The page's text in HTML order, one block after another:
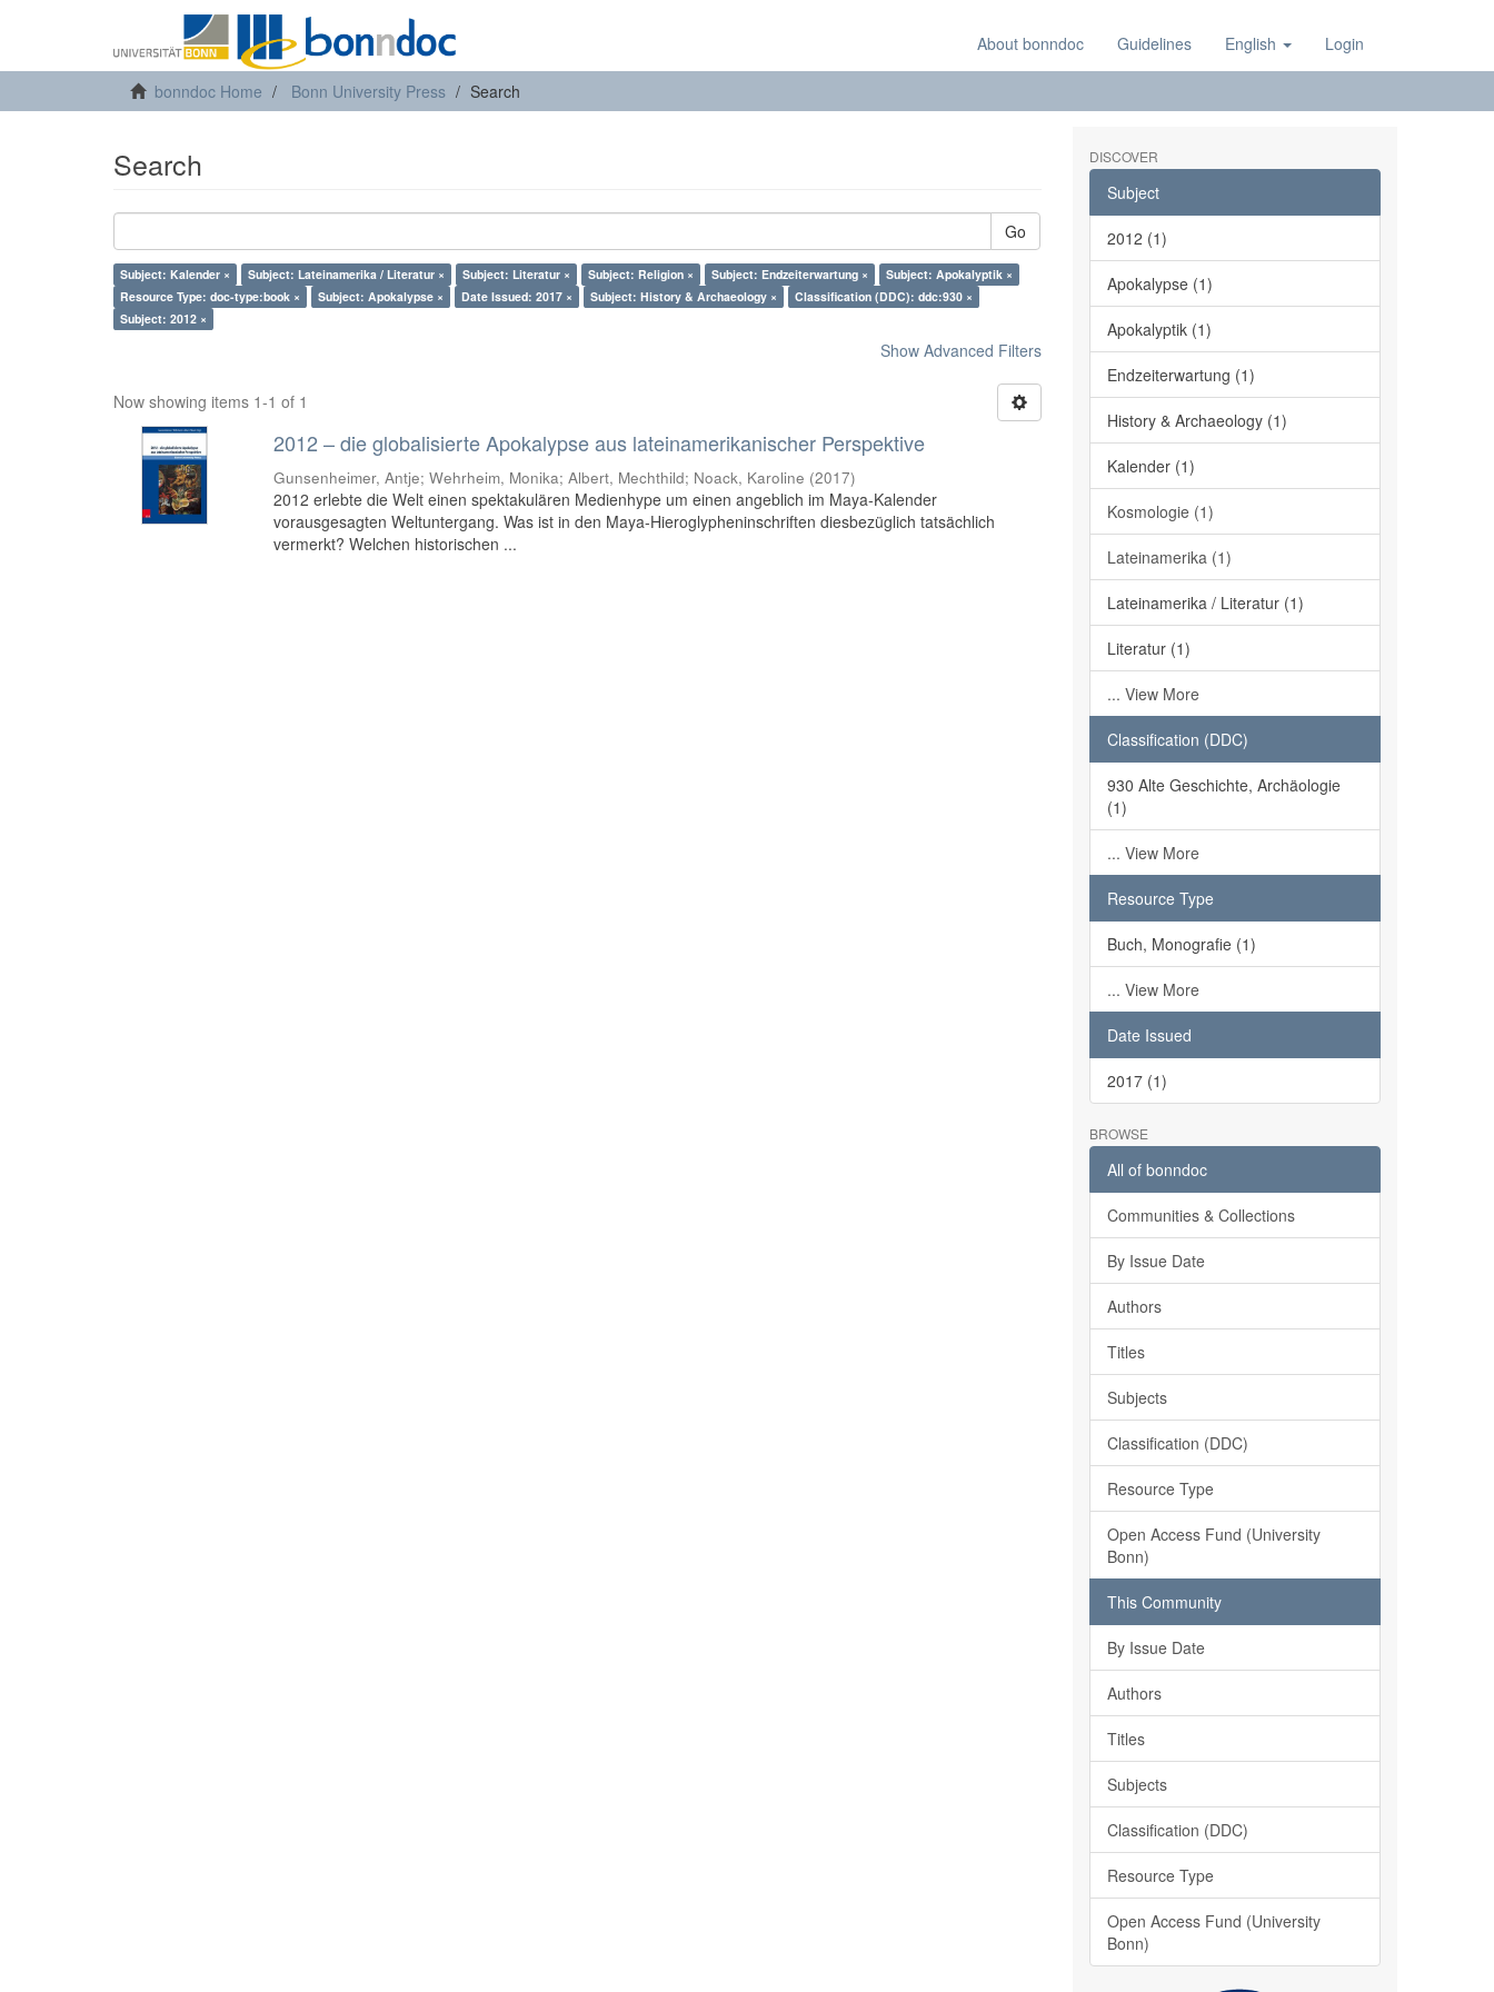
About bonndoc Guidelines English Login
bonndoc Home Bonn University Press Search
Search
Go
Subject: Kalender × Subject: Lateinamerika / Literatur × Subject: Literatur × Subject: Religion × Subject: Endzeiterwartung ×
Subject: Apokalyptik ×
Resource Type: doc-type:book ×
Subject: Apokalypse × Date Issued: 2017 × Subject: History & Archaeology ×
Classification (DDC): ddc:930 ×
Subject: 2012 ×
Show Advanced Filters
Now showing items 1-1 of 1
2012 – die globalisierte Apokalypse aus lateinamerikanischer Perspektive
Gunsenheimer, Antje; Wehrheim, Monika; Albert, Mechthild; Noack, Karoline (2017)
2012 erlebte die Welt einen spektakulären Medienhype um einen angeblich im Maya-Kalender
vorausgesagten Weltuntergang. Was ist in den Maya-Hieroglypheninschriften diesbezüglich tatsächlich
vermerkt? Welchen historischen ...
DISCOVER
Subject
2012 (1)
Apokalypse (1)
Apokalyptik (1)
Endzeiterwartung (1)
History & Archaeology (1)
Kalender (1)
Kosmologie (1)
Lateinamerika (1)
Lateinamerika / Literatur (1)
Literatur (1)
... View More
Classification (DDC)
930 Alte Geschichte, Archäologie
(1)
... View More
Resource Type
Buch, Monografie (1)
... View More
Date Issued
2017 (1)
BROWSE
All of bonndoc
Communities & Collections
By Issue Date
Authors
Titles
Subjects
Classification (DDC)
Resource Type
Open Access Fund (University
Bonn)
This Community
By Issue Date
Authors
Titles
Subjects
Classification (DDC)
Resource Type
Open Access Fund (University
Bonn)